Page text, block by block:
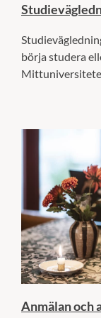
börja studera
Anmälan och